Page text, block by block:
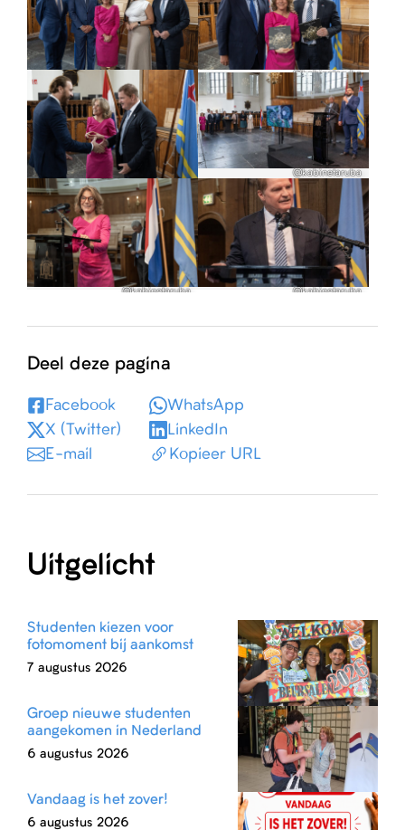
@kabinetaruba @kabinetaruba
@kabinetaruba
@kabinetaruba
@kabinetaruba @kabinetaruba
Deel deze pagina
Facebook
WhatsApp
X (Twitter)
LinkedIn
E-mail
Kopieer URL
Uitgelicht
Studenten kiezen voor
fotomoment bij aankomst
7 augustus 2026
Groep nieuwe studenten
aangekomen in Nederland
6 augustus 2026
Vandaag is het zover!
6 augustus 2026